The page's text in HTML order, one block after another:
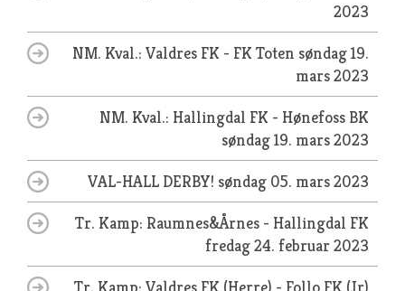
2023
NM. Kval.: Valdres FK - FK Toten søndag 19.
mars 2023
NM. Kval.: Hallingdal FK - Hønefoss BK
søndag 19. mars 2023
VAL-HALL DERBY! søndag 05. mars 2023
Tr. Kamp: Raumnes&Årnes - Hallingdal FK
fredag 24. februar 2023